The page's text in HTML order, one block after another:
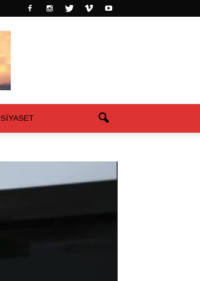
SİYASET